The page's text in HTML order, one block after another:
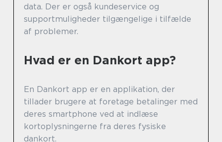
data. Der er også kundeservice og
supportmuligheder tilgængelige i tilfælde
af problemer.
Hvad er en Dankort app?
En Dankort app er en applikation, der
tillader brugere at foretage betalinger med
deres smartphone ved at indlæse
kortoplysningerne fra deres fysiske
dankort.